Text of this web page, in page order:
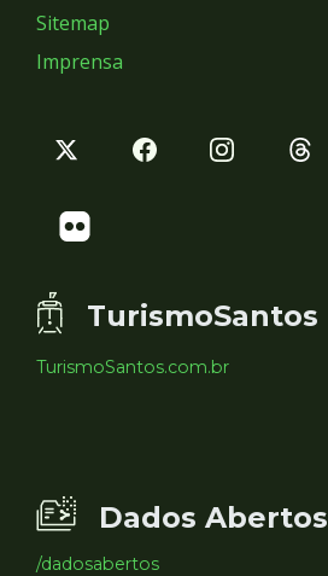
Sitemap
Imprensa
TurismoSantos
TurismoSantos.com.br
Dados Abertos
/dadosabertos